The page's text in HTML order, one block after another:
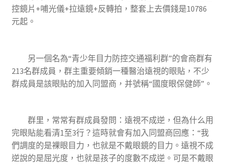
控鏡片+哺光儀+拉遠鏡+反轉拍，整套上去價錢是10786
元起。
另一個名為“青少年目力防控交通福利群”的會商群有
213名群成員，群主重要傾銷一種醫治遠視的眼貼，不少
群成員是該眼貼的加入同盟商，并號稱“國度眼保健師”。
群里，常常有群成員發問：遠視不成逆，但為什么用
完眼貼能看清1至3行？這時就會有加入同盟商回應：“我
們調度的是裸眼目力，也就是不戴眼鏡的目力。遠視不成
逆說的是屈光度，也就是孩子的度數不成逆。可是不戴眼